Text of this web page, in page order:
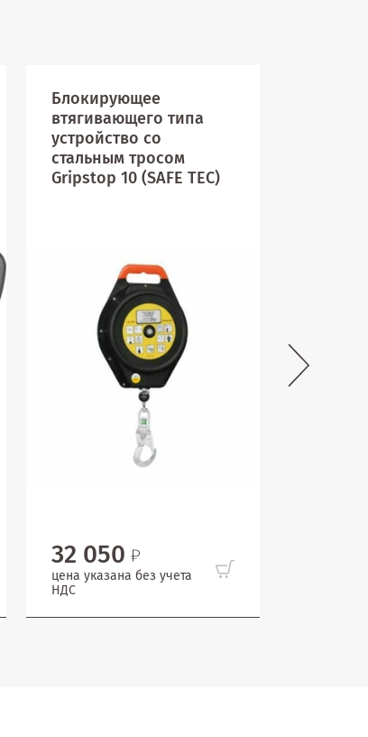
Блокирующее
втягивающего типа
устройство со
стальным тросом
Gripstop 10 (SAFE TEC)
32 050
цена указана без учета
НДС